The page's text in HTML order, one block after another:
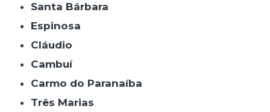
Santa Bárbara
Espinosa
Cláudio
Cambuí
Carmo do Paranaíba
Três Marias